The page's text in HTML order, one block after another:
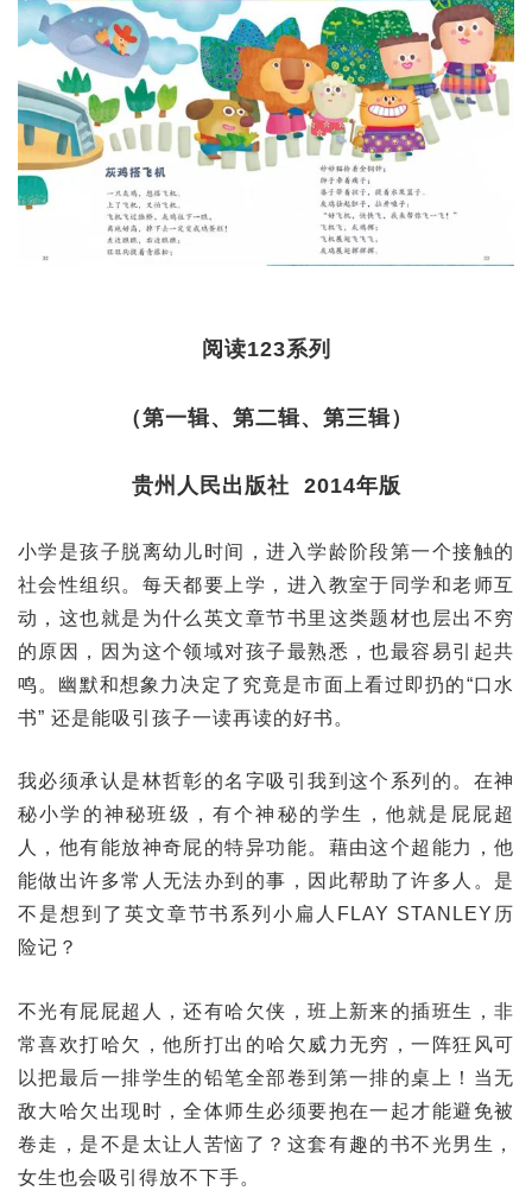
阅读123系列
（第一辑、第二辑、第三辑）
贵州人民出版社 2014年版
小学是孩子脱离幼儿时间，进入学龄阶段第一个接触的
社会性组织。每天都要上学，进入教室于同学和老师互
动，这也就是为什么英文章节书里这类题材也层出不穷
的原因，因为这个领域对孩子最熟悉，也最容易引起共
鸣。幽默和想象力决定了究竟是市面上看过即扔的“口水
书” 还是能吸引孩子一读再读的好书。
我必须承认是林哲彰的名字吸引我到这个系列的。在神
秘小学的神秘班级，有个神秘的学生，他就是屁屁超
人，他有能放神奇屁的特异功能。藉由这个超能力，他
能做出许多常人无法办到的事，因此帮助了许多人。是
不是想到了英文章节书系列小扁人FLAY STANLEY历
险记？
不光有屁屁超人，还有哈欠侠，班上新来的插班生，非
常喜欢打哈欠，他所打出的哈欠威力无穷，一阵狂风可
以把最后一排学生的铅笔全部卷到第一排的桌上！当无
敌大哈欠出现时，全体师生必须要抱在一起才能避免被
卷走，是不是太让人苦恼了？这套有趣的书不光男生，
女生也会吸引得放不下手。